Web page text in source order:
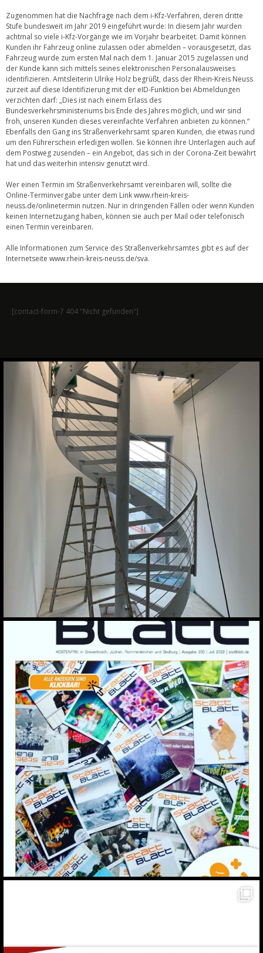
Zugenommen hat die Nachfrage nach dem i-Kfz-Verfahren, deren dritte
Stufe bundesweit im Jahr 2019 eingeführt wurde: In diesem Jahr wurden
achtmal so viele i-Kfz-Vorgänge wie im Vorjahr bearbeitet. Damit können
Kunden ihr Fahrzeug online zulassen oder abmelden – vorausgesetzt, das
Fahrzeug wurde zum ersten Mal nach dem 1. Januar 2015 zugelassen und
der Kunde kann sich mittels seines elektronischen Personalausweises
identifizieren. Amtsleiterin Ulrike Holz begrüßt, dass der Rhein-Kreis Neuss
zurzeit auf diese Identifizierung mit der eID-Funktion bei Abmeldungen
verzichten darf: „Dies ist nach einem Erlass des
Bundesverkehrsministeriums bis Ende des Jahres möglich, und wir sind
froh, unseren Kunden dieses vereinfachte Verfahren anbieten zu können.“
Ebenfalls den Gang ins Straßenverkehrsamt sparen Kunden, die etwas rund
um den Führerschein erledigen wollen. Sie können ihre Unterlagen auch auf
dem Postweg zusenden – ein Angebot, das sich in der Corona-Zeit bewährt
hat und das weiterhin intensiv genutzt wird.
Wer einen Termin im Straßenverkehrsamt vereinbaren will, sollte die
Online-Terminvergabe unter dem Linkwww.rhein-kreis-
neuss.de/onlinetermin nutzen. Nur in dringenden Fällen oder wenn Kunden
keinen Internetzugang haben, können sie auch per Mail oder telefonisch
einen Termin vereinbaren.
Alle Informationen zum Service des Straßenverkehrsamtes gibt es auf der
Internetseite www.rhein-kreis-neuss.de/sva.
[contact-form-7 404 "Nicht gefunden"]